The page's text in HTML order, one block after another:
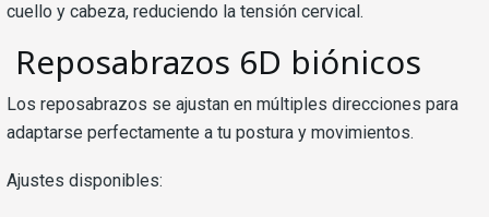
cuello y cabeza, reduciendo la tensión cervical.
Reposabrazos 6D biónicos
Los reposabrazos se ajustan en múltiples direcciones para
adaptarse perfectamente a tu postura y movimientos.
Ajustes disponibles: